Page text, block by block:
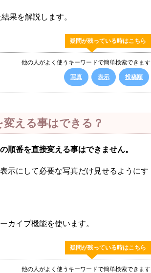
果を解説します。
疑問が残っている時はこちら
他の人がよく使うキーワードで簡単検索できます
写真 表示 投稿順
える事はできる？
順番を直接変える事はできません。
示にして必要な写真だけ見せるようにす
カイブ機能を使います。
疑問が残っている時はこちら
他の人がよく使うキーワードで簡単検索できます